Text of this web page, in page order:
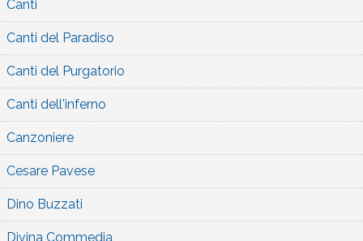
Canti
Canti del Paradiso
Canti del Purgatorio
Canti dell'inferno
Canzoniere
Cesare Pavese
Dino Buzzati
Divina Commedia